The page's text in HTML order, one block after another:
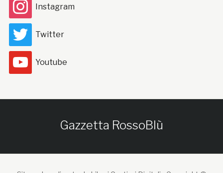
Instagram
Twitter
Youtube
Gazzetta RossoBlù